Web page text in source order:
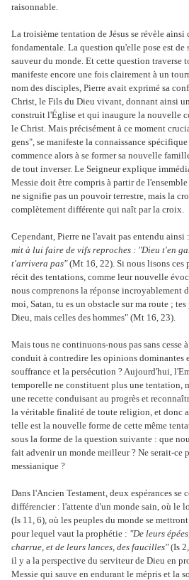
raisonnable.
La troisième tentation de Jésus se révèle ainsi
fondamentale. La question qu'elle pose est
sauveur du monde. Et cette question traverse
manifeste encore une fois clairement à un
nom des disciples, Pierre avait exprimé sa
Christ, le Fils du Dieu vivant, donnant ainsi
construit l'Église et qui inaugure la nouvelle
le Christ. Mais précisément à ce moment
gens", se manifeste la connaissance
commence alors à se former sa nouvelle
de tout inverser. Le Seigneur explique
Messie doit être compris à partir de
ne signifie pas un pouvoir terrestre, mais la
complètement différente qui naît par la croix.
Cependant, Pierre ne l'avait pas entendu ainsi :
mit à lui faire de vifs reproches : "Dieu t'en
t'arrivera pas"(Mt 16, 22). Si nous lisons ces
récit des tentations, comme leur nouvelle
nous comprenons la réponse incroyablement
moi, Satan, tu es un obstacle sur ma route ; tes
Dieu, mais celles des hommes" (Mt 16, 23).
Mais tous ne continuons-nous pas sans cesse
conduit à contredire les opinions dominantes
souffrance et la persécution ? Aujourd'hui,
temporelle ne constituent plus une tentation,
une recette conduisant au progrès et
la véritable finalité de toute religion, et donc
telle est la nouvelle forme de cette même
sous la forme de la question suivante : que
fait advenir un monde meilleur ? Ne serait-ce
messianique ?
Dans l'Ancien Testament, deux espérances se
différencier : l'attente d'un monde sain, où le
(Is 11, 6), où les peuples du monde se
pour lequel vaut la prophétie : "De leurs
charrue, et de leurs lances, des faucilles"(Is
il y a la perspective du serviteur de Dieu en
Messie qui sauve en endurant le mépris et la